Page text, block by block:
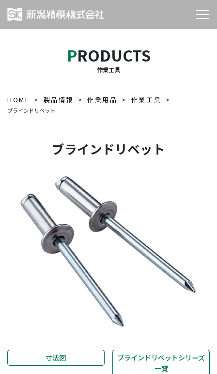
PRODUCTS
作業工具
HOME 製品情報 作業用品 作業工具
ブラインドリベット
ブラインドリベット
寸法図
ブラインドリベットシリーズ
一覧